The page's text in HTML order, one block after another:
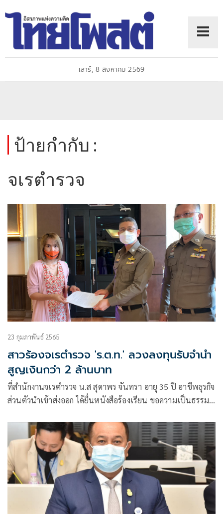
เสาร์, 8 สิงหาคม 2569
ป้ายกำกับ :
จเรตำรวจ
23 กุมภาพันธ์ 2565
สาวร้องจเรตำรวจ 'ร.ต.ท.' ลวงลงทุนรับจำนำ
สูญเงินกว่า 2 ล้านบาท
ที่สำนักงานจเรตำรวจ น.ส สุดาพร จันทรา อายุ 35 ปี อาชีพธุรกิจ
ส่วนตัวนำเข้าส่งออก ได้ยื่นหนังสือร้องเรียน ขอความเป็นธรรม
ธุรกิจรับจำนำสิ่งของกับตำรวจยศ “ร.ต.ท.” สูญเงินกว่า 2 ล้าน
โดยมี พ.ต.อ เขมชาติ หิรัญโต รอง ผบก จเรตำรวจ3